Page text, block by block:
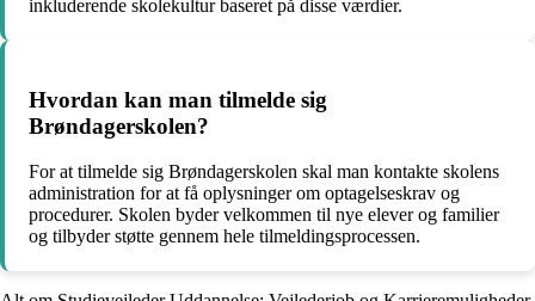
inkluderende skolekultur baseret på disse værdier.
Hvordan kan man tilmelde sig
Brøndagerskolen?
For at tilmelde sig Brøndagerskolen skal man kontakte skolens
administration for at få oplysninger om optagelseskrav og
procedurer. Skolen byder velkommen til nye elever og familier
og tilbyder støtte gennem hele tilmeldingsprocessen.